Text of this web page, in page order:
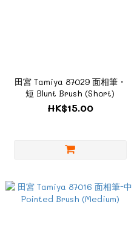
田宮 Tamiya 87029 面相筆・
短 Blunt Brush (Short)
HK$15.00